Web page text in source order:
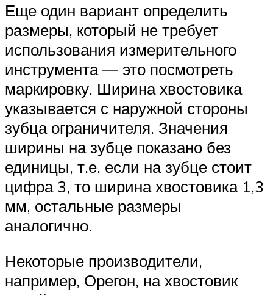
Еще один вариант определить
размеры, который не требует
использования измерительного
инструмента — это посмотреть
маркировку. Ширина хвостовика
указывается с наружной стороны
зубца ограничителя. Значения
ширины на зубце показано без
единицы, т.е. если на зубце стоит
цифра 3, то ширина хвостовика 1,3
мм, остальные размеры
аналогично.
Некоторые производители,
например, Орегон, на хвостовик